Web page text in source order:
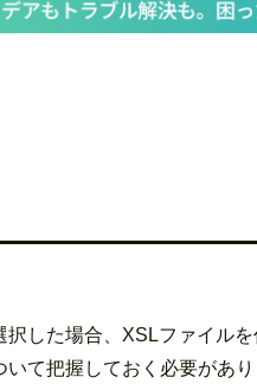
した場合、XSLファイルを
て把握しておく必要があり